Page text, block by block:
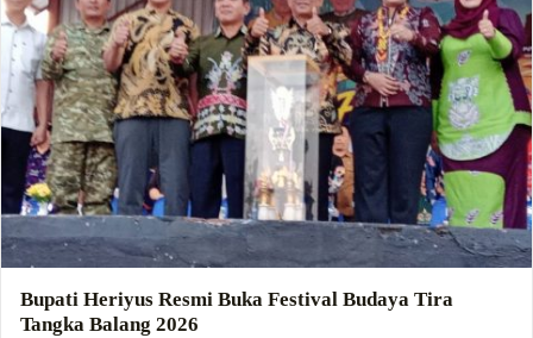
Bupati Heriyus Resmi Buka Festival Budaya Tira
Tangka Balang 2026